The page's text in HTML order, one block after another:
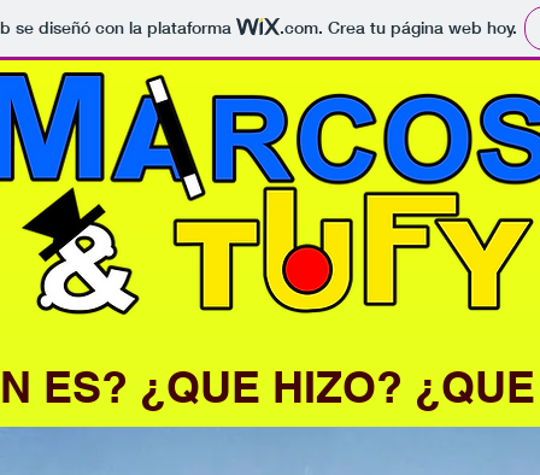
se diseñó con la plataforma .com. Crea tu página web hoy.
ES? ¿QUE HIZO?